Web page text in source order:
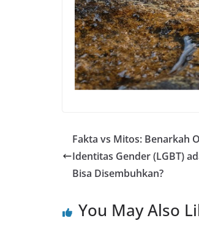
Fakta vs Mitos: Benarkah
Identitas Gender (LGBT)
Bisa Disembuhkan?
You May Also